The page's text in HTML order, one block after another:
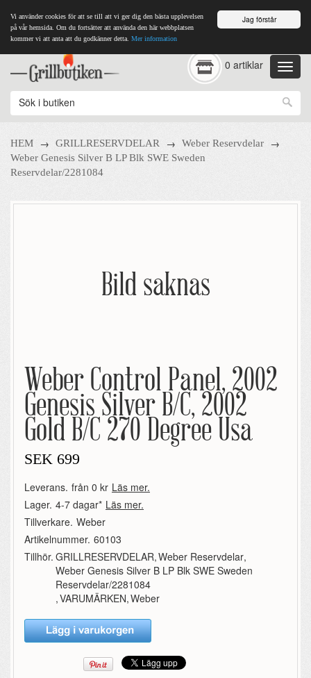
Jag förstår
Vi använder cookies för att se till att vi ger dig den bästa upplevelsen
på vår hemsida. Om du fortsätter att använda den här webbplatsen
kommer vi att anta att du godkänner detta. Mer information
0 artiklar
HEM → GRILLRESERVDELAR → Weber Reservdelar →
Weber Genesis Silver B LP Blk SWE Sweden
Reservdelar/2281084
Bild saknas
Weber Control Panel, 2002
Genesis Silver B/C, 2002
Gold B/C 270 Degree Usa
SEK 699
Leverans. från 0 kr Läs mer.
Lager. 4-7 dagar* Läs mer.
Tillverkare. Weber
Artikelnummer. 60103
Tillhör. GRILLRESERVDELAR,Weber Reservdelar,
Weber Genesis Silver B LP Blk SWE Sweden
Reservdelar/2281084
,VARUMÄRKEN,Weber